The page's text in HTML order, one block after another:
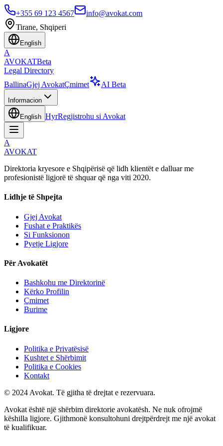
+355 69 123 4567
info@avokat.com
Tirane, Shqiperi
English
A
AVOKATBeta
Legal Directory
BallinaGjej AvokatÇmimet AI Beta
Informacion
English HyrRegjistrohu si Avokat
A
AVOKAT
Direktoria kryesore e Shqipërisë që lidh klientët e dalluar me
profesionistë ligjorë të shquar që nga viti 2020.
Lidhje të Shpejta
Gjej Avokat
Fushat e Praktikës
Si Funksionon
Pyetje Ligjore
Për Avokatët
Bashkohu me Direktorinë
Kërko Profilin
Çmimet
Burime
Ligjore
Politika e Privatësisë
Kushtet e Shërbimit
Politika e Cookies
Kontakt
© 2024 Avokat. Të gjitha të drejtat e rezervuara.
Avokat është një shërbim direktorie avokatësh. Ne nuk ofrojmë
këshilla ligjore. Gjithmonë konsultohuni drejtpërdrejt me një avokat
të kualifikuar.